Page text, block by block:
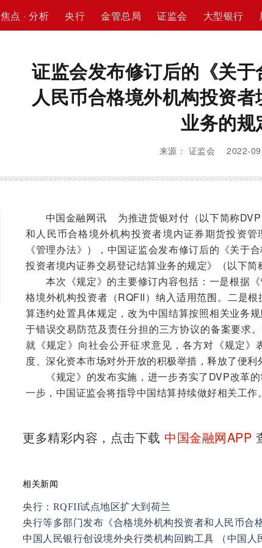
焦点 · 分析 央行 金管总局 证监会 大型银行
证监会发布修订后的《关
人民币合格境外机构投资
业务的规
来源： 证监会 2022-
中国金融网讯 为推进货银对付（以下简称
和人民币合格境外机构投资者境内证券期货投资
《管理办法》），中国证监会发布修订后的《关于
投资者境内证券交易登记结算业务的规定》（以下简
本次《规定》的主要修订内容包括：一是根据
格境外机构投资者（RQFII）纳入适用范围。二是
算违约处置具体规定，改为中国结算按照相关业务
于错误交易防范及责任分担的三方协议的备案要求
就《规定》向社会公开征求意见，各方对《规定
度、深化资本市场对外开放的积极举措，释放了便利
《规定》的发布实施，进一步夯实了DVP改革的
一步，中国证监会将指导中国结算持续做好相关工作。
更多精彩内容，点击下载 中国金融网APP
相关新闻
央行：RQFII试点地区扩大到荷兰